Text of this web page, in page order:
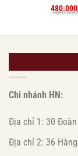
Chi nhánh HN:
Địa chỉ 1: 30
Địa chỉ 2: 36